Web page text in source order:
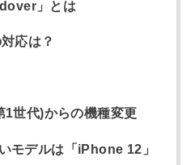
」とは
応は？
世代)からの機種変更
モデルは「iPhone 12」